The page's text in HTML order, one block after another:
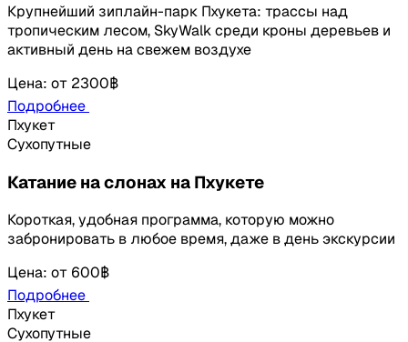
Крупнейший зиплайн-парк Пхукета: трассы над
тропическим лесом, SkyWalk среди кроны деревьев и
активный день на свежем воздухе
Цена: от 2300฿
Подробнее
Пхукет
Сухопутные
Катание на слонах на Пхукете
Короткая, удобная программа, которую можно
забронировать в любое время, даже в день экскурсии
Цена: от 600฿
Подробнее
Пхукет
Сухопутные